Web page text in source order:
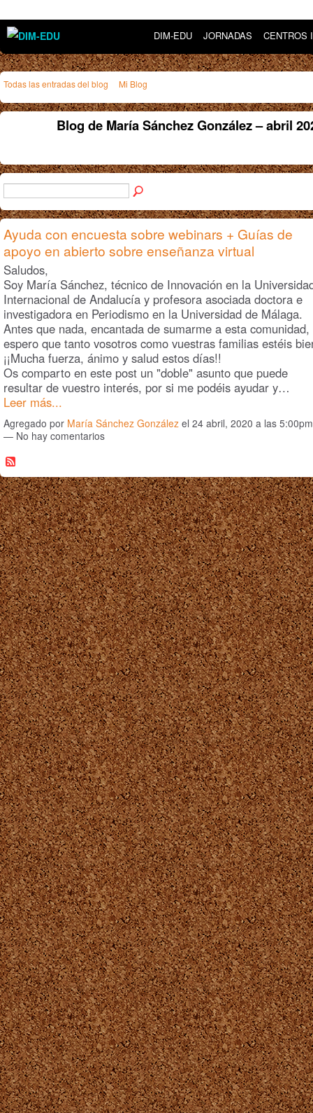
DIM-EDU JORNADAS CENTROS
Todas las entradas del blog Mi Blog
Blog de María Sánchez González – abril
Ayuda con encuesta sobre webinars + Guías de
apoyo en abierto sobre enseñanza virtual
Saludos,
Soy María Sánchez, técnico de Innovación en la
Internacional de Andalucía y profesora asociada doctora e
investigadora en Periodismo en la Universidad de Málaga.
Antes que nada, encantada de sumarme a esta comunidad,
espero que tanto vosotros como vuestras familias estéis
¡¡Mucha fuerza, ánimo y salud estos días!!
Os comparto en este post un "doble" asunto que puede
resultar de vuestro interés, por si me podéis ayudar y…
Leer más...
Agregado por María Sánchez González el 24 abril, 2020 a las 5:00pm
— No hay comentarios